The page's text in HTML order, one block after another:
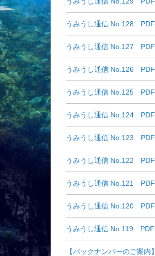
うみうし通信 No.128 PDF
うみうし通信 No.127 PDF
うみうし通信 No.126 PDF
うみうし通信 No.125 PDF
うみうし通信 No.124 PDF
うみうし通信 No.123 PDF
うみうし通信 No.122 PDF
うみうし通信 No.121 PDF
うみうし通信 No.120 PDF
うみうし通信 No.119 PDF
【バックナンバーのご案内】